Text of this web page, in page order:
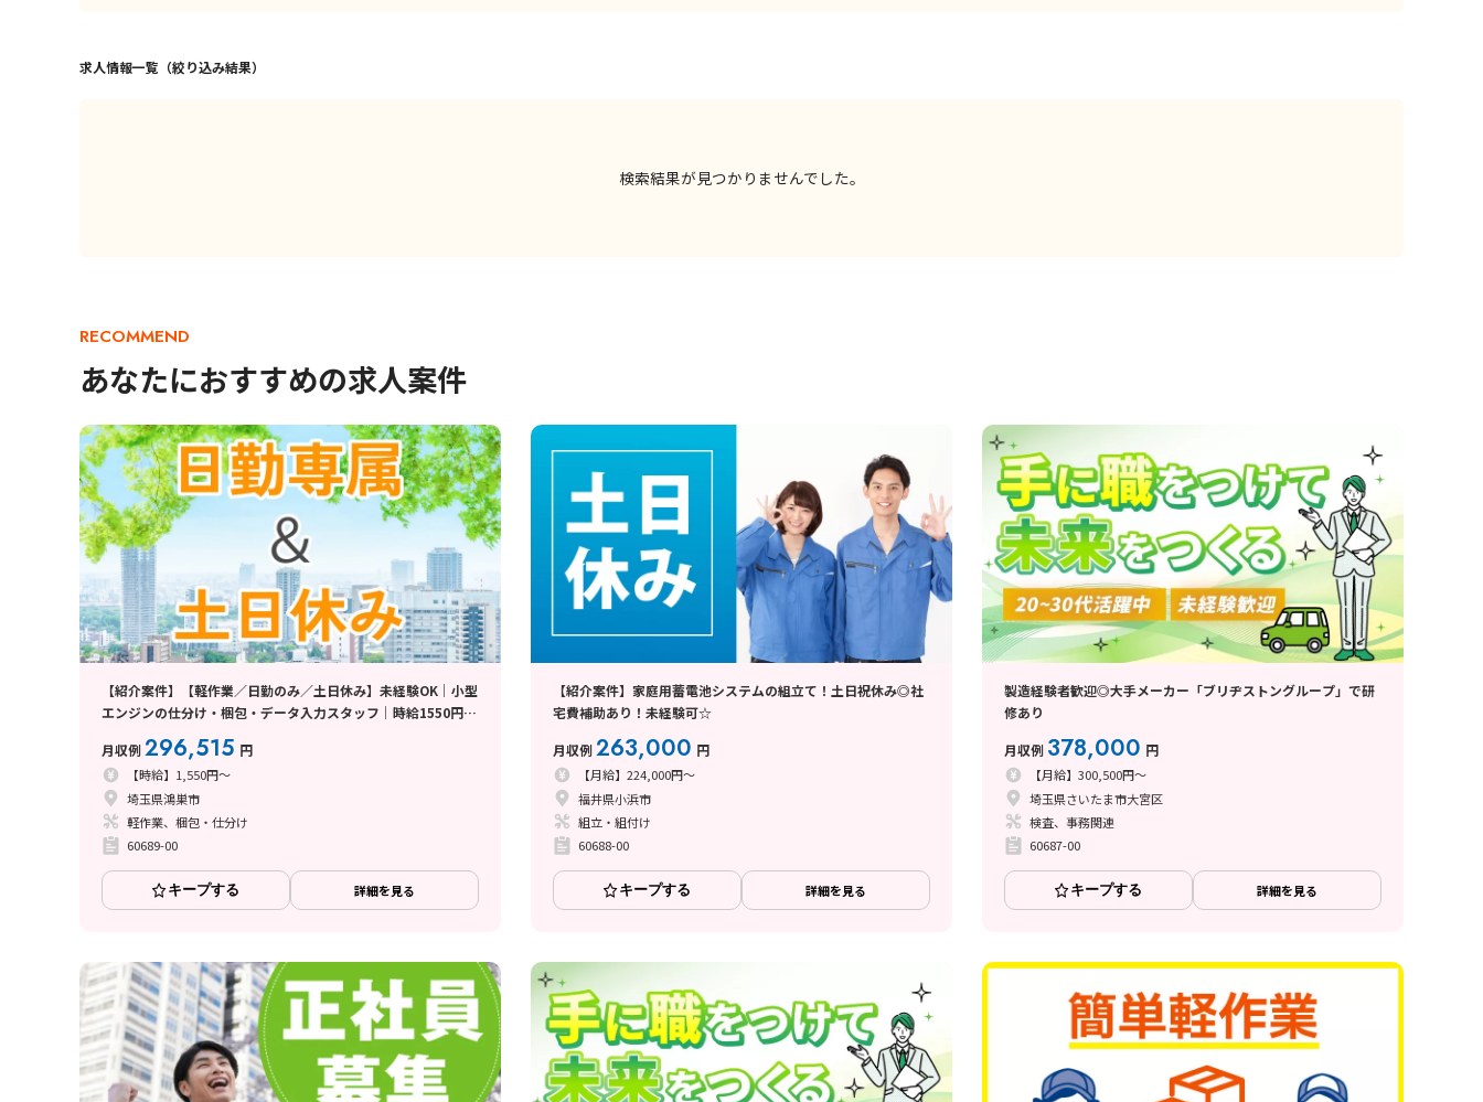
求人情報一覧（絞り込み結果）
検索結果が見つかりませんでした。
RECOMMEND
あなたにおすすめの求人案件
【紹介案件】【軽作業／日勤のみ／土日休み】未経験OK｜小型
エンジンの仕分け・梱包・データ入力スタッフ｜時給1550円｜
月収例296,515 円
【時給】1,550円～
埼玉県鴻巣市
軽作業、梱包・仕分け
60689-00
キープする 詳細を見る
【紹介案件】家庭用蓄電池システムの組立て！土日祝休み◎社
宅費補助あり！未経験可☆
月収例263,000 円
【月給】224,000円～
福井県小浜市
組立・組付け
60688-00
キープする 詳細を見る
製造経験者歓迎◎大手メーカー「ブリヂストングループ」で研
修あり
月収例 378,000 円
【月給】300,500円～
埼玉県さいたま市大宮区
検査、事務関連
60687-00
キープする 詳細を見る